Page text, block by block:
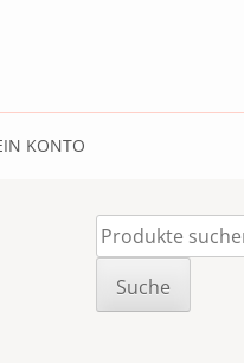
KONTO
Suche
nach:
Suche